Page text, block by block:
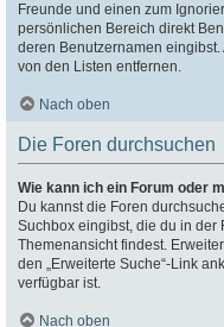
Freunde und einen zum
persönlichen Bereich direkt
deren Benutzernamen
von den Listen entfernen.
Nach oben
Die Foren durchsuchen
Wie kann ich ein Forum oder
Du kannst die Foren
Suchbox eingibst, die du in der
Themenansicht findest.
den „Erweiterte Suche“-Link
verfügbar ist.
Nach oben